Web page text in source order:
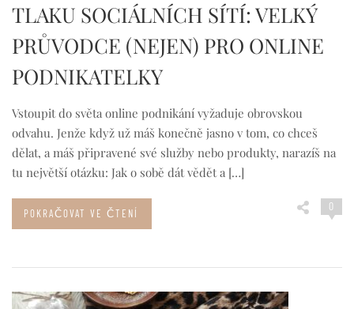
TLAKU SOCIÁLNÍCH SÍTÍ: VELKÝ
PRŮVODCE (NEJEN) PRO ONLINE
PODNIKATELKY
Vstoupit do světa online podnikání vyžaduje obrovskou
odvahu. Jenže když už máš konečně jasno v tom, co chceš
dělat, a máš připravené své služby nebo produkty, narazíš na
tu největší otázku: Jak o sobě dát vědět a […]
0
POKRAČOVAT VE ČTENÍ